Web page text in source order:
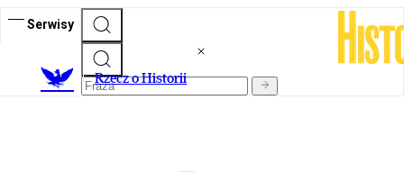
Serwisy
Rzecz o Historii